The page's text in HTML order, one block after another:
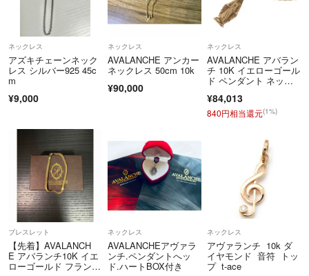
ネックレス
アズキチェーンネック
レス シルバー925 45c
m
¥9,000
ネックレス
AVALANCHE アンカー
ネックレス 50cm 10k
¥90,000
ネックレス
AVALANCHE アバラン
チ 10K イエローゴール
ド ペンダント ネック
¥84,013
840円相当還元(1%)
ブレスレット
【先着】AVALANCH
E アバランチ10K イエ
ローゴールド フランク
ネックレス
AVALANCHEアヴァラ
ンチ.ペンダントへッ
ド.ハートBOX付き
ネックレス
アヴァランチ 10k ダ
イヤモンド 音符 トッ
プ t-ace